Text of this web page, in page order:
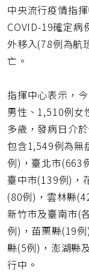
中央流行疫情指
COVID-19確定病
外移入(78例為航
亡。
指揮中心表示，
男性、1,510例女
多歲，發病日介
包含1,549例為無
例)，臺北市(663
臺中市(139例)，
(80例)，雲林縣
新竹市及臺南市(
例)，苗栗縣(19
縣(5例)，澎湖縣
行中。